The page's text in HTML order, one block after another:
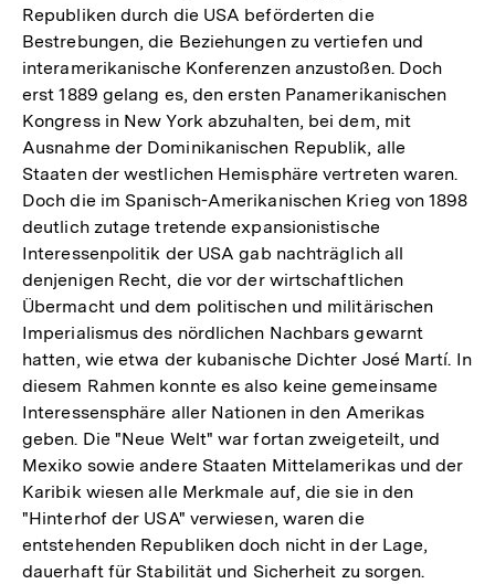
Republiken durch die USA beförderten die
Bestrebungen, die Beziehungen zu vertiefen und
interamerikanische Konferenzen anzustoßen. Doch
erst 1889 gelang es, den ersten Panamerikanischen
Kongress in New York abzuhalten, bei dem, mit
Ausnahme der Dominikanischen Republik, alle
Staaten der westlichen Hemisphäre vertreten waren.
Doch die im Spanisch-Amerikanischen Krieg von 1898
deutlich zutage tretende expansionistische
Interessenpolitik der USA gab nachträglich all
denjenigen Recht, die vor der wirtschaftlichen
Übermacht und dem politischen und militärischen
Imperialismus des nördlichen Nachbars gewarnt
hatten, wie etwa der kubanische Dichter José Martí. In
diesem Rahmen konnte es also keine gemeinsame
Interessensphäre aller Nationen in den Amerikas
geben. Die "Neue Welt" war fortan zweigeteilt, und
Mexiko sowie andere Staaten Mittelamerikas und der
Karibik wiesen alle Merkmale auf, die sie in den
"Hinterhof der USA" verwiesen, waren die
entstehenden Republiken doch nicht in der Lage,
dauerhaft für Stabilität und Sicherheit zu sorgen.